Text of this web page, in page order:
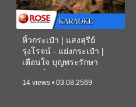
หิ้วกระเป๋า | แสงสุรีย์
รุ่งโรจน์ - แย่งกระเป๋า |
เตือนใจ บุญพระรักษา
14 views • 03.08.2569